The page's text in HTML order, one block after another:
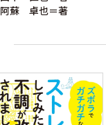
阿蘇 卓也＝著